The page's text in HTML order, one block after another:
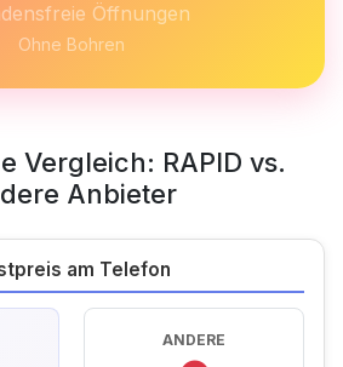
Öffnungen
Ohne Bohren
Vergleich: RAPID vs.
Anbieter
am Telefon
ANDERE